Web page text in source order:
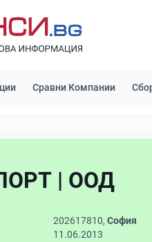
Сравни Компании
| ООД
202617810, София
11.06.2013